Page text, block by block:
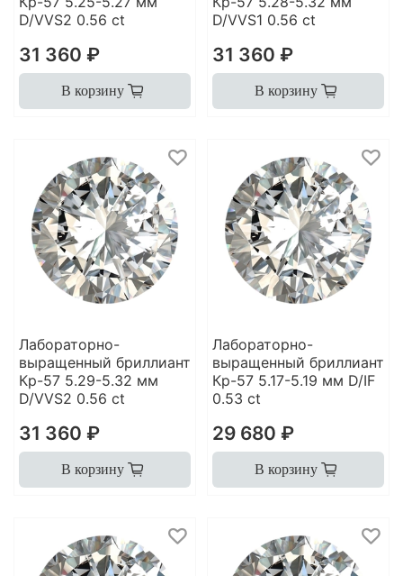
D/VVS2 0.56 ct
31 360 ₽
В корзину
D/VVS1 0.56 ct
31 360 ₽
В корзину
Лабораторно-
выращенный бриллиант
Кр-57 5.29-5.32 мм
D/VVS2 0.56 ct
31 360 ₽
В корзину
Лабораторно-
выращенный бриллиант
Кр-57 5.17-5.19 мм D/IF
0.53 ct
29 680 ₽
В корзину